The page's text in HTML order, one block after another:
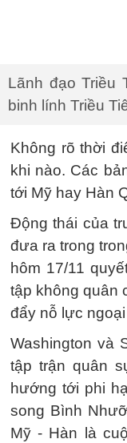
Lãnh đạo Triều
binh lính Triều
Không rõ thời
khi nào. Các
tới Mỹ hay Hàn
Động thái của
đưa ra trong
hôm 17/11
tập không quân
đẩy nỗ lực
Washington và
tập trận quân
hướng tới phi
song Bình
Mỹ - Hàn là